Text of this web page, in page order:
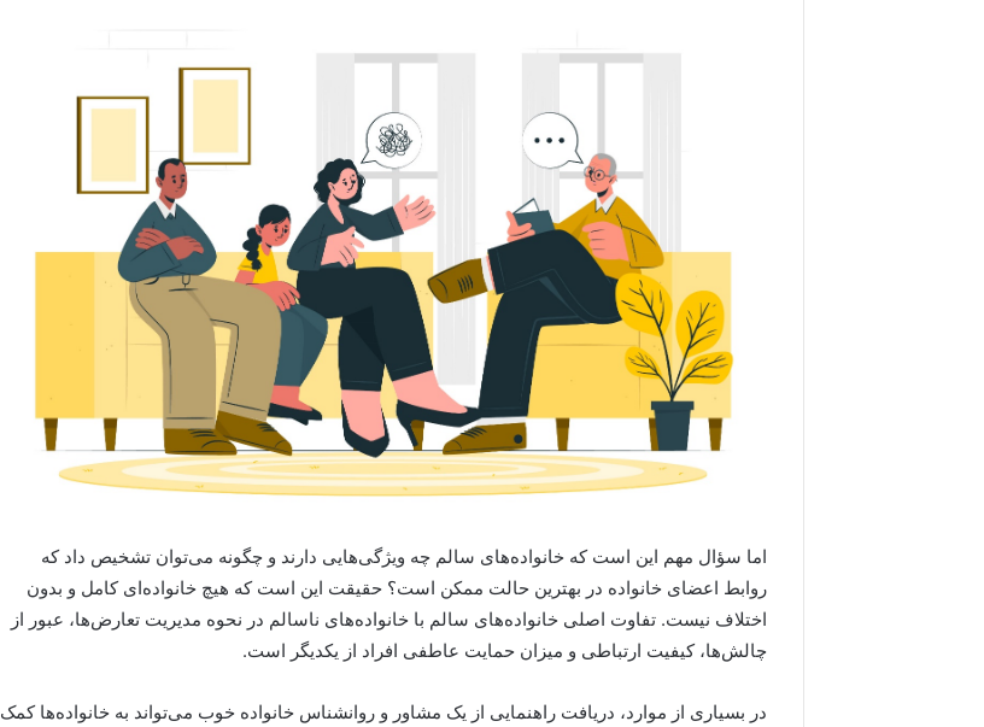
اما سؤال مهم این است که خانواده‌های سالم چه ویژگی‌هایی دارند و چگونه می‌توان تشخیص داد که
روابط اعضای خانواده در بهترین حالت ممکن است؟ حقیقت این است که هیچ خانواده‌ای کامل و بدون
اختلاف نیست. تفاوت اصلی خانواده‌های سالم با خانواده‌های ناسالم در نحوه مدیریت تعارض‌ها، عبور از
چالش‌ها، کیفیت ارتباطی و میزان حمایت عاطفی افراد از یکدیگر است.
در بسیاری از موارد، دریافت راهنمایی از یک مشاور و روانشناس خانواده خوب می‌تواند به خانواده‌ها کمک